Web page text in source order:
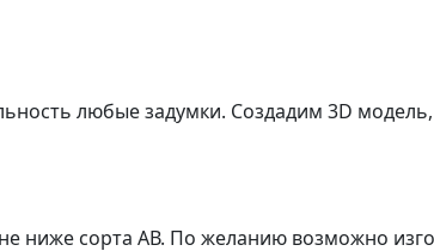
любые задумки. Создадим 3D
ниже сорта АВ. По желанию возможно